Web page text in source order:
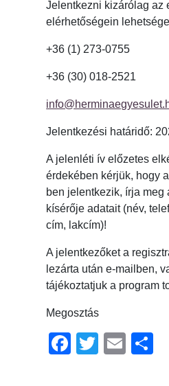
Jelentkezni kizárólag az
elérhetőségein
+36 (1) 273-0755
+36 (30) 018-2521
Jelentkezési határidő:
A jelenléti ív előzetes
érdekében kérjük, hogy
ben jelentkezik, írja meg
kísérője adatait (név,
cím, lakcím)!
A jelentkezőket a
lezárta után e-mailben,
tájékoztatjuk a program
Megosztás
Facebook
TwitterEmail